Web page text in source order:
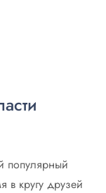
популярный
в кругу друзей